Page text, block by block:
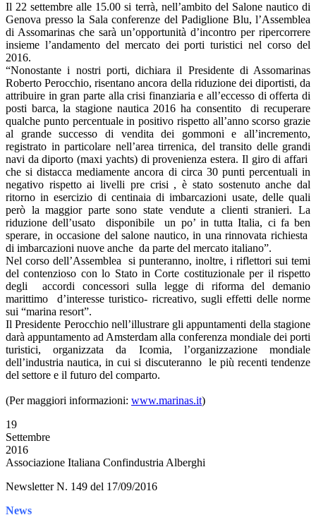
Il 22 settembre alle 15.00 si terrà, nell’ambito del Salone nautico di
Genova presso la Sala conferenze del Padiglione Blu, l’Assemblea
di Assomarinas che sarà un’opportunità d’incontro per ripercorrere
insieme l’andamento del mercato dei porti turistici nel corso del
2016.
“Nonostante i nostri porti, dichiara il Presidente di Assomarinas
Roberto Perocchio, risentano ancora della riduzione dei diportisti, da
attribuire in gran parte alla crisi finanziaria e all’eccesso di offerta di
posti barca, la stagione nautica 2016 ha consentito di recuperare
qualche punto percentuale in positivo rispetto all’anno scorso grazie
al grande successo di vendita dei gommoni e all’incremento,
registrato in particolare nell’area tirrenica, del transito delle grandi
navi da diporto (maxi yachts) di provenienza estera. Il giro di affari
che si distacca mediamente ancora di circa 30 punti percentuali in
negativo rispetto ai livelli pre crisi , è stato sostenuto anche dal
ritorno in esercizio di centinaia di imbarcazioni usate, delle quali
però la maggior parte sono state vendute a clienti stranieri. La
riduzione dell’usato disponibile un po’ in tutta Italia, ci fa ben
sperare, in occasione del salone nautico, in una rinnovata richiesta
di imbarcazioni nuove anche da parte del mercato italiano”.
Nel corso dell’Assemblea si punteranno, inoltre, i riflettori sui temi
del contenzioso con lo Stato in Corte costituzionale per il rispetto
degli accordi concessori sulla legge di riforma del demanio
marittimo d’interesse turistico- ricreativo, sugli effetti delle norme
sui “marina resort”.
Il Presidente Perocchio nell’illustrare gli appuntamenti della stagione
darà appuntamento ad Amsterdam alla conferenza mondiale dei porti
turistici, organizzata da Icomia, l’organizzazione mondiale
dell’industria nautica, in cui si discuteranno le più recenti tendenze
del settore e il futuro del comparto.
(Per maggiori informazioni: www.marinas.it)
19
Settembre
2016
Associazione Italiana Confindustria Alberghi
Newsletter N. 149 del 17/09/2016
News